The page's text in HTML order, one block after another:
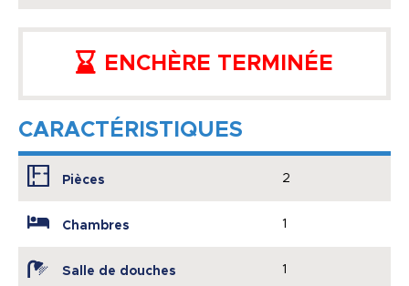
ENCHÈRE TERMINÉE
CARACTÉRISTIQUES
Pièces 2
Chambres 1
Salle de douches 1